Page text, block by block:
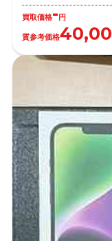
買取価格- 円
質参考価格